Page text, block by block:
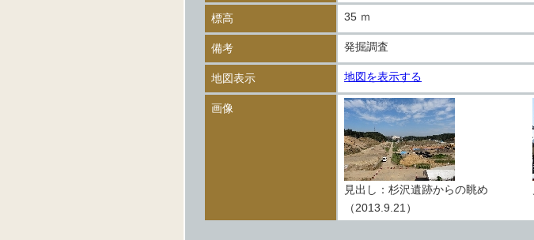
標高 35 ｍ
備考 発掘調査
地図表示 地図を表示する
画像
見出し：杉沢遺跡からの眺め
（2013.9.21）